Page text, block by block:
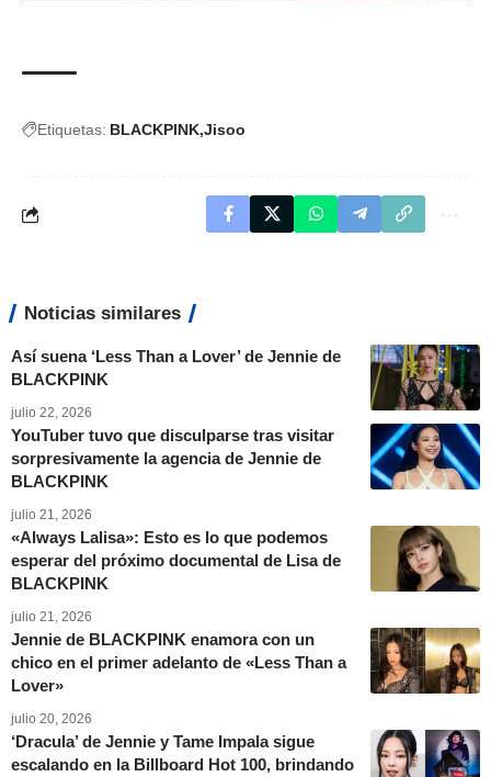
Etiquetas: BLACKPINK Jisoo
Noticias similares
Así suena ‘Less Than a Lover’ de Jennie de
BLACKPINK
julio 22, 2026
YouTuber tuvo que disculparse tras visitar
sorpresivamente la agencia de Jennie de
BLACKPINK
julio 21, 2026
«Always Lalisa»: Esto es lo que podemos
esperar del próximo documental de Lisa de
BLACKPINK
julio 21, 2026
Jennie de BLACKPINK enamora con un
chico en el primer adelanto de «Less Than a
Lover»
julio 20, 2026
‘Dracula’ de Jennie y Tame Impala sigue
escalando en la Billboard Hot 100, brindando